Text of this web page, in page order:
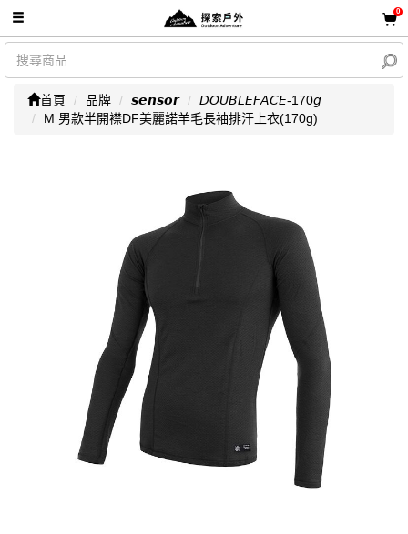
0
首頁 品牌 𝙨𝙚𝙣𝙨𝙤𝙧
𝘋𝘖𝘜𝘉𝘓𝘌𝘍𝘈𝘊𝘌-170𝘨
M 男款半開襟DF美麗諾羊毛長袖排汗上衣(170g)